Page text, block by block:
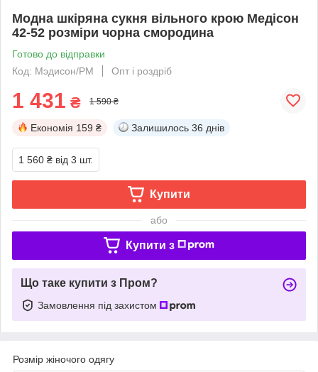
Модна шкіряна сукня вільного крою Медісон
42-52 розміри чорна смородина
Готово до відправки
Код: Мэдисон/РМ
Опт і роздріб
1 431 ₴ 1 590 ₴
Економія 159 ₴ Залишилось 36 днів
1 560 ₴ від 3 шт.
Купити
або
Купити з
Що таке купити з Пром?
Замовлення під захистом
Розмір жіночого одягу